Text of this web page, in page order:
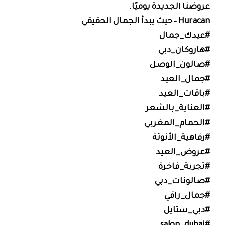
عروضنا الجديدة يوميًا.
Huracan – حيث يبدأ الجمال الحقيقي
#عيدك_جمال
#هاروكان_دبي
#صالون_الوصـل
#جمال_العيد
#باقات_العيد
#العناية_بالشعر
#الحمام_المغربي
#رفاهية_الأنوثة
#عروض_العيد
#تجربة_فاخرة
#صالونات_دبي
#جمال_راقي
#دبي_ستايل